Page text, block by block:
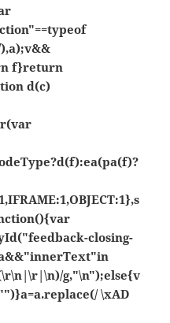
f}return
d(c)
closing-
g,"\n");else{v
\xAD